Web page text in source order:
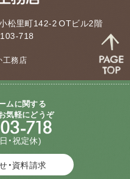
松里町142-2 OTビル2階
718
務店
ムに関する
気軽にどうぞ
・祝定休)
・資料請求